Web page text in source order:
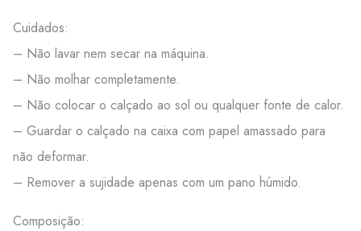
Cuidados:
– Não lavar nem secar na máquina.
– Não molhar completamente.
– Não colocar o calçado ao sol ou qualquer fonte de calor.
– Guardar o calçado na caixa com papel amassado para
não deformar.
– Remover a sujidade apenas com um pano húmido.
Composição: